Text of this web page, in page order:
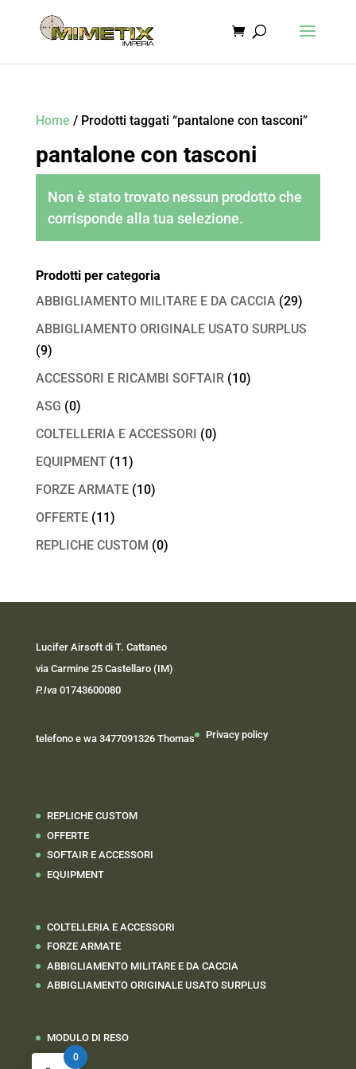
Home / Prodotti taggati “pantalone con tasconi”
pantalone con tasconi
Non è stato trovato nessun prodotto che
corrisponde alla tua selezione.
Prodotti per categoria
ABBIGLIAMENTO MILITARE E DA CACCIA (29)
ABBIGLIAMENTO ORIGINALE USATO SURPLUS
(9)
ACCESSORI E RICAMBI SOFTAIR (10)
ASG (0)
COLTELLERIA E ACCESSORI (0)
EQUIPMENT (11)
FORZE ARMATE (10)
OFFERTE (11)
REPLICHE CUSTOM (0)
Lucifer Airsoft di T. Cattaneo
via Carmine 25 Castellaro (IM)
P.Iva 01743600080
telefono e wa 3477091326 Thomas Privacy policy
REPLICHE CUSTOM
OFFERTE
SOFTAIR E ACCESSORI
EQUIPMENT
COLTELLERIA E ACCESSORI
FORZE ARMATE
ABBIGLIAMENTO MILITARE E DA CACCIA
ABBIGLIAMENTO ORIGINALE USATO SURPLUS
MODULO DI RESO
0